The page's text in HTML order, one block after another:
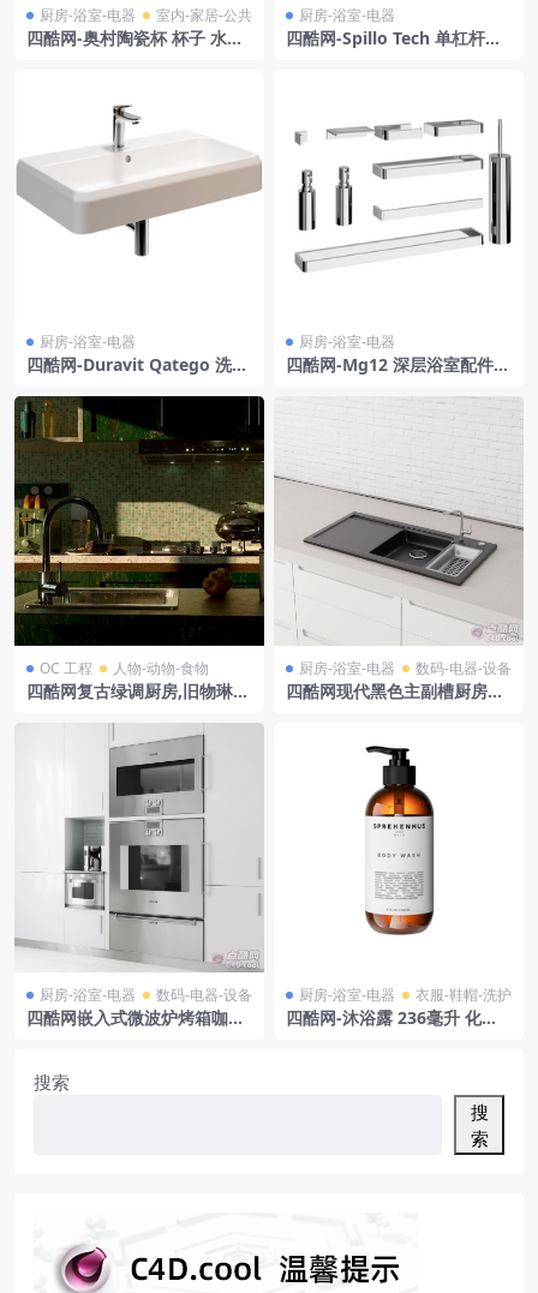
厨房-浴室-电器 室内-家居-公共
四酷网-奥村陶瓷杯 杯子 水杯
厨房-浴室-电器
四酷网-Spillo Tech 单杠杆混
厨房-浴室-电器
四酷网-Duravit Qatego 洗脸
厨房-浴室-电器
四酷网-Mg12 深层浴室配件
手液瓶子
OC 工程 人物-动物-食物
四酷网复古绿调厨房,旧物琳
厨房-浴室-电器 数码-电器-设备
四酷网现代黑色主副槽厨房水
厨房-浴室-电器 数码-电器-设备
四酷网嵌入式微波炉烤箱咖啡
厨房-浴室-电器 衣服-鞋帽-洗护
四酷网-沐浴露 236毫升 化妆
搜索
搜
索